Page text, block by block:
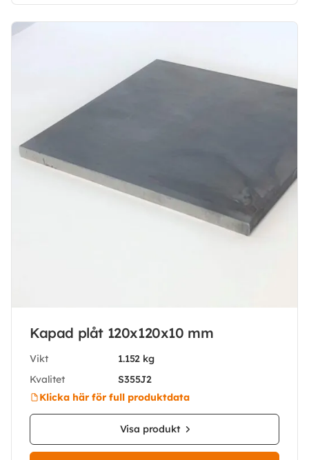
Kapad plåt 120x120x10 mm
Vikt
1.152 kg
Kvalitet
S355J2
Klicka här för full produktdata
Visa produkt